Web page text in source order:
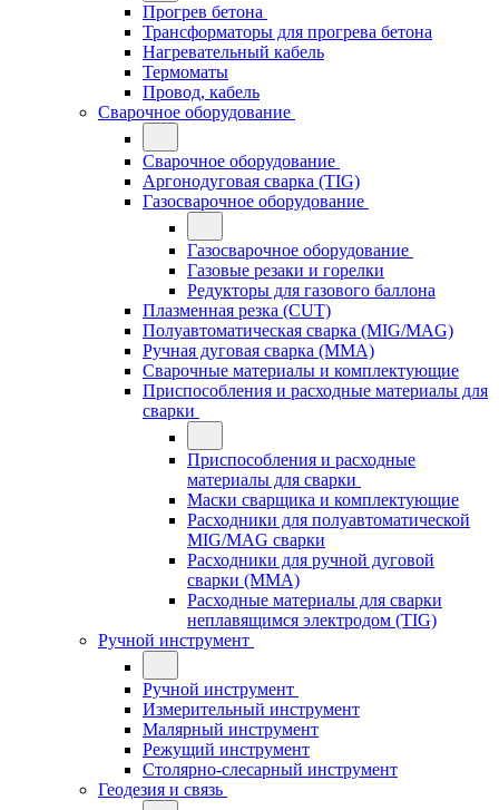
Прогрев бетона
Трансформаторы для прогрева бетона
Нагревательный кабель
Термоматы
Провод, кабель
Сварочное оборудование
Сварочное оборудование
Аргонодуговая сварка (TIG)
Газосварочное оборудование
Газосварочное оборудование
Газовые резаки и горелки
Редукторы для газового баллона
Плазменная резка (CUT)
Полуавтоматическая сварка (MIG/MAG)
Ручная дуговая сварка (MMA)
Сварочные материалы и комплектующие
Приспособления и расходные материалы для
сварки
Приспособления и расходные
материалы для сварки
Маски сварщика и комплектующие
Расходники для полуавтоматической
MIG/MAG сварки
Расходники для ручной дуговой
сварки (MMA)
Расходные материалы для сварки
неплавящимся электродом (TIG)
Ручной инструмент
Ручной инструмент
Измерительный инструмент
Малярный инструмент
Режущий инструмент
Столярно-слесарный инструмент
Геодезия и связь